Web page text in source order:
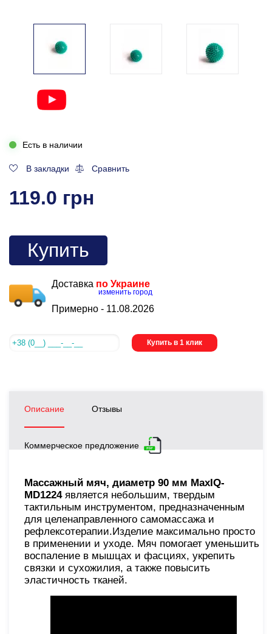
Есть в наличии
В закладки Сравнить
119.0 грн
Купить
Доставка по Украине
изменить город
Примерно - 11.08.2026
Купить в 1 клик
Описание Отзывы
Коммерческое предложение
Массажный мяч, диаметр 90 мм MaxIQ-
MD1224 является небольшим, твердым
тактильным инструментом, предназначенным
для целенаправленного самомассажа и
рефлексотерапии.Изделие максимально просто
в применении и уходе. Мяч помогает уменьшить
воспаление в мышцах и фасциях, укрепить
связки и сухожилия, а также повысить
эластичность тканей.